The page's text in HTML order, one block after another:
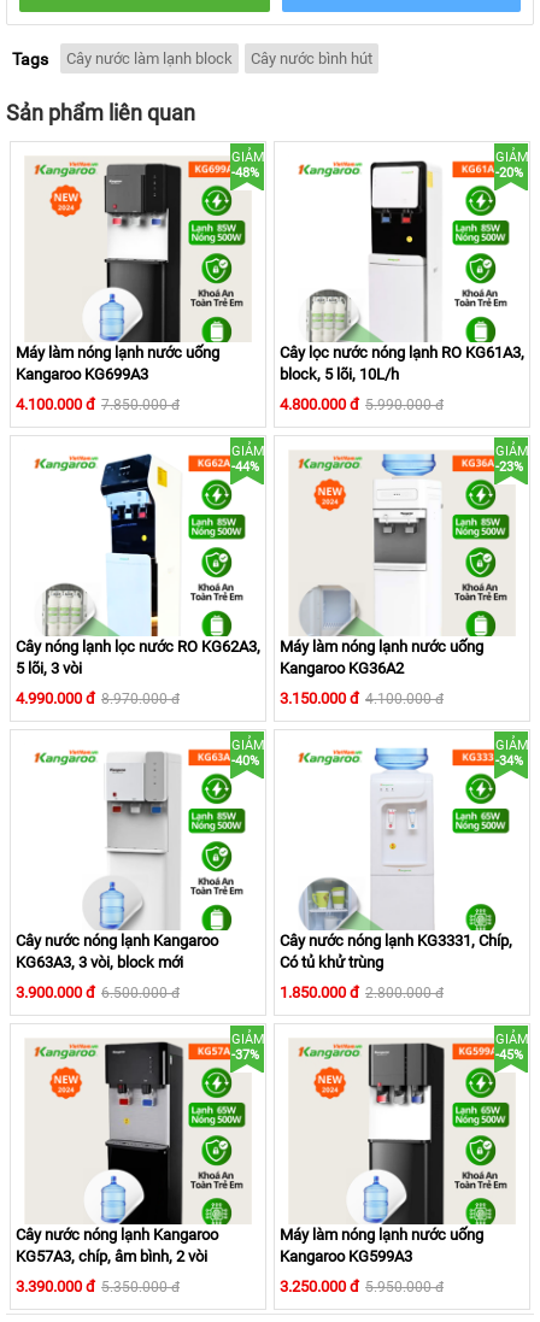
Thay cho các thiết kế ba vòi - KG60A3 thiết kế đơn giản hơn
gộp ba vòi làm một. Cung cấp đủ 3 chế độ nước:
- Nước Thường: 27
°C
- Nước Nóng: ≥ 90°C - Tiện lợi pha trà, pha sữa,...
- Nước Lạnh: ≤ 10°C - Tạo nước mát siêu nhanh giải khát
nhanh chóng.
Màn hình hiển thị được bố trí ngay trung tâm cho biết:
- Máy đang làm nóng nước: cho biết máy đang làm nóng
nước, có thể bạn phải chờ một thời gian để nước nóng đến
một độ nóng tối ưu.
- Không có nước trong bình: Dựa vào đèn này để biết nước
còn hay đã hết
- Máy đang làm lạnh nước: Tương tự như đèn nóng, khách
hàng có thể cần phải chờ thêm một thời gian để máy làm
lạnh nước.
c. Nóng nhanh - lạnh sâu với block
Tags Cây nước làm lạnh block Cây nước bình hút
Sản phẩm liên quan
GIẢM
-48%
Máy làm nóng lạnh nước uống
Kangaroo KG699A3
4.100.000 đ 7.850.000 đ
GIẢM
-20%
Cây lọc nước nóng lạnh RO KG61A3,
block, 5 lõi, 10L/h
4.800.000 đ 5.990.000 đ
GIẢM
-44%
Cây nóng lạnh lọc nước RO KG62A3,
5 lõi, 3 vòi
4.990.000 đ 8.970.000 đ
GIẢM
-23%
Máy làm nóng lạnh nước uống
Kangaroo KG36A2
3.150.000 đ 4.100.000 đ
GIẢM
-40%
Cây nước nóng lạnh Kangaroo
KG63A3, 3 vòi, block mới
3.900.000 đ 6.500.000 đ
GIẢM
-34%
Cây nước nóng lạnh KG3331, Chíp,
Có tủ khử trùng
1.850.000 đ 2.800.000 đ
GIẢM
-37%
Cây nước nóng lạnh Kangaroo
KG57A3, chíp, âm bình, 2 vòi
3.390.000 đ 5.350.000 đ
GIẢM
-45%
Máy làm nóng lạnh nước uống
Kangaroo KG599A3
3.250.000 đ 5.950.000 đ